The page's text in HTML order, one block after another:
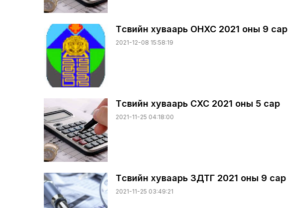
Төсвийн хуваарь ОНХС 2021 оны 9 сар
2021-12-08 15:58:19
Төсвийн хуваарь СХС 2021 оны 5 сар
2021-11-25 04:18:00
Төсвийн хуваарь ЗДТГ 2021 оны 9 сар
2021-11-25 03:49:21